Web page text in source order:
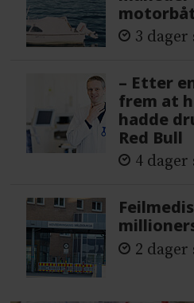
3 dager
– Etter
frem at
hadde
Red Bull
4 dager
2 dager